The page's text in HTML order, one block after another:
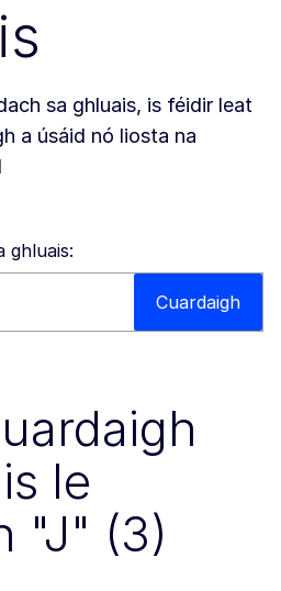
sa ghluais, is féidir leat
a úsáid nó liosta na
ghluais:
seo Cuardaigh
le
"J" (3)